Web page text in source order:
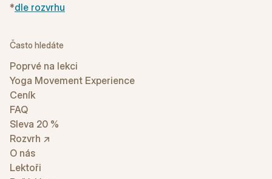
*dle rozvrhu
Často hledáte
Poprvé na lekci
Yoga Movement Experience
Ceník
FAQ
Sleva 20 %
Rozvrh ↗
O nás
Lektoři